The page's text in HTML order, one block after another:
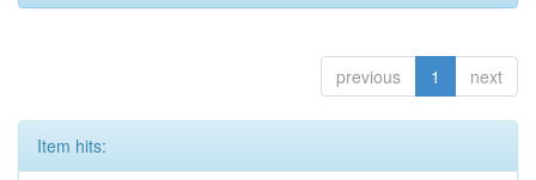
previous 1 next
Item hits: